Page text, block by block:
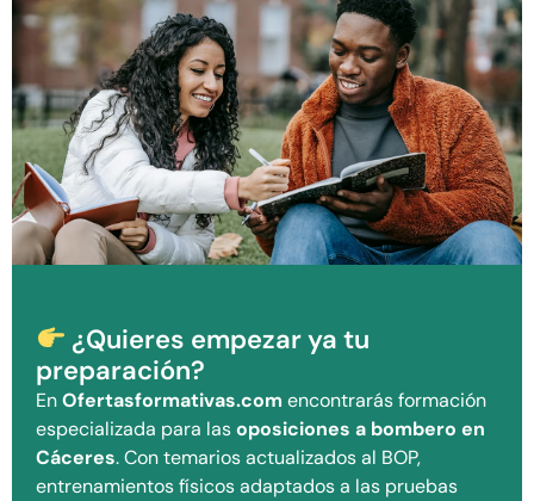
¿Quieres empezar ya tu
preparación?
EnOfertasformativas.com encontrarás formación
especializada para lasoposiciones a bombero en
Cáceres. Con temarios actualizados al BOP,
entrenamientos físicos adaptados a las pruebas